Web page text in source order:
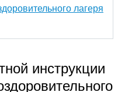
лагеря
инструкции